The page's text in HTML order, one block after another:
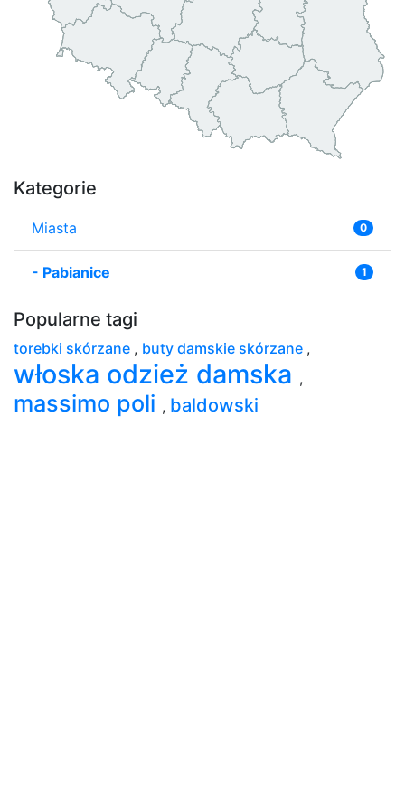
Kategorie
Miasta 0
- Pabianice 1
Popularne tagi
torebki skórzane , buty damskie skórzane ,
włoska odzież damska ,
massimo poli , baldowski